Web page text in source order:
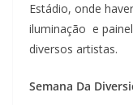
Estádio, onde
iluminação e
diversos artistas.
Semana Da